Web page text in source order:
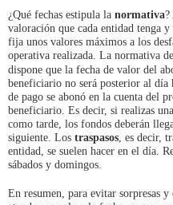
¿Qué fechas estipula la normativa?
valoración que cada entidad tenga
fija unos valores máximos a los
operativa realizada. La normativa
dispone que la fecha de valor del
beneficiario no será posterior al
de pago se abonó en la cuenta del
beneficiario. Es decir, si realizas
como tarde, los fondos deberán
siguiente. Los traspasos , es decir,
entidad, se suelen hacer en el día.
sábados y domingos.
En resumen, para evitar sorpresas